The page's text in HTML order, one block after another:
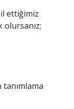
ettiğimiz
olursanız;